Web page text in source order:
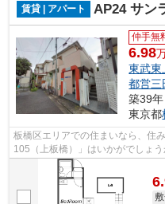
賃貸 | アパート AP24 サンラ
仲手無
6.98
東武東
都営三
築39
東京都
板橋区エリアでの住まいなら、住
105（上板橋）」はいかがでしょ
富に揃っており、過ごしやすいお